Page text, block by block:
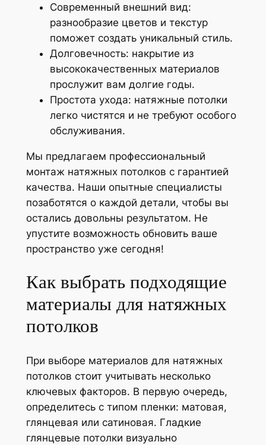
Современный внешний вид:
разнообразие цветов и текстур
поможет создать уникальный стиль.
Долговечность: накрытие из
высококачественных материалов
прослужит вам долгие годы.
Простота ухода: натяжные потолки
легко чистятся и не требуют особого
обслуживания.
Мы предлагаем профессиональный
монтаж натяжных потолков с гарантией
качества. Наши опытные специалисты
позаботятся о каждой детали, чтобы вы
остались довольны результатом. Не
упустите возможность обновить ваше
пространство уже сегодня!
Как выбрать подходящие
материалы для натяжных
потолков
При выборе материалов для натяжных
потолков стоит учитывать несколько
ключевых факторов. В первую очередь,
определитесь с типом пленки: матовая,
глянцевая или сатиновая. Гладкие
глянцевые потолки визуально